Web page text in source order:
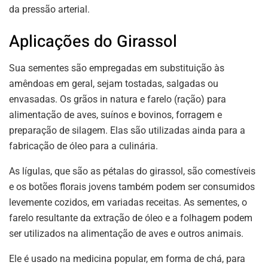
da pressão arterial.
Aplicações do Girassol
Sua sementes são empregadas em substituição às
amêndoas em geral, sejam tostadas, salgadas ou
envasadas. Os grãos in natura e farelo (ração) para
alimentação de aves, suínos e bovinos, forragem e
preparação de silagem. Elas são utilizadas ainda para a
fabricação de óleo para a culinária.
As lígulas, que são as pétalas do girassol, são comestíveis
e os botões florais jovens também podem ser consumidos
levemente cozidos, em variadas receitas. As sementes, o
farelo resultante da extração de óleo e a folhagem podem
ser utilizados na alimentação de aves e outros animais.
Ele é usado na medicina popular, em forma de chá, para